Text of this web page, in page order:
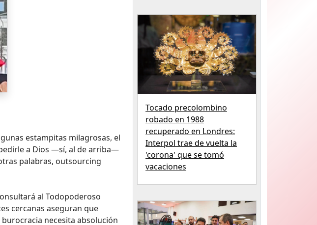
estampitas milagrosas, el
a Dios —sí, al de arriba—
palabras, outsourcing
al Todopoderoso
cercanas aseguran que
necesita absolución
Tocado precolombino
robado en 1988
recuperado en Londres:
Interpol trae de vuelta la
'corona' que se tomó
vacaciones